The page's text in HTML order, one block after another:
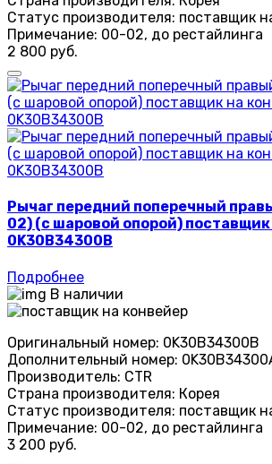
Статус производителя: поставщик
Примечание: 00-02, до рестайлинга
2 800 руб.
Рычаг передний поперечный
02) (с шаровой опорой)
0K30B34300B
Подробнее
В наличии
Оригинальный номер: 0K30B34300B
Дополнительный номер:
Производитель: CTR
Страна производителя: Корея
Статус производителя: поставщик
Примечание: 00-02, до рестайлинга
3 200 руб.